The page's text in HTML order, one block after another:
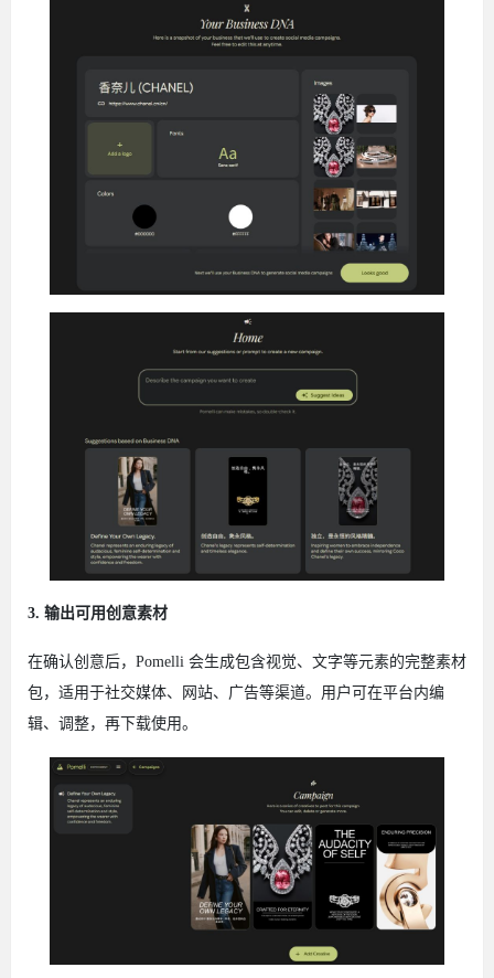
3. 输出可用创意素材
在确认创意后，Pomelli 会生成包含视觉、文字等元素的完整素材
包，适用于社交媒体、网站、广告等渠道。用户可在平台内编
辑、调整，再下载使用。